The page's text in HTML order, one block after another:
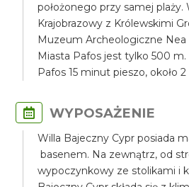
położonego przy samej plaży.
Krajobrazowy z Królewskimi
Muzeum Archeologiczne Nea
Miasta Pafos jest tylko 500 m.
Pafos 15 minut pieszo, około
WYPOSAŻENIE
Willa Bajeczny Cypr posiada
basenem. Na zewnątrz, od
wypoczynkowy ze stolikami i